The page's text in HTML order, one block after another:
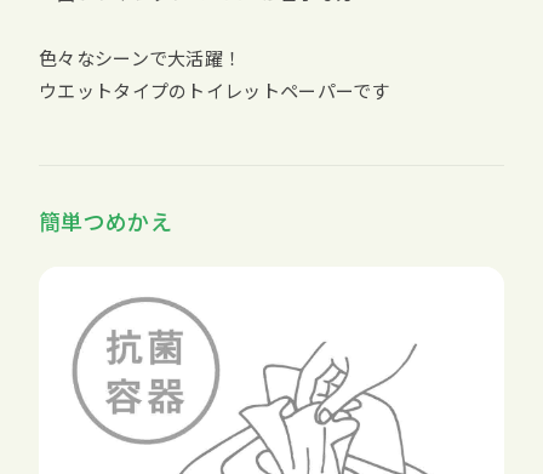
色々なシーンで大活躍！
ウエットタイプのトイレットペーパーです
簡単つめかえ